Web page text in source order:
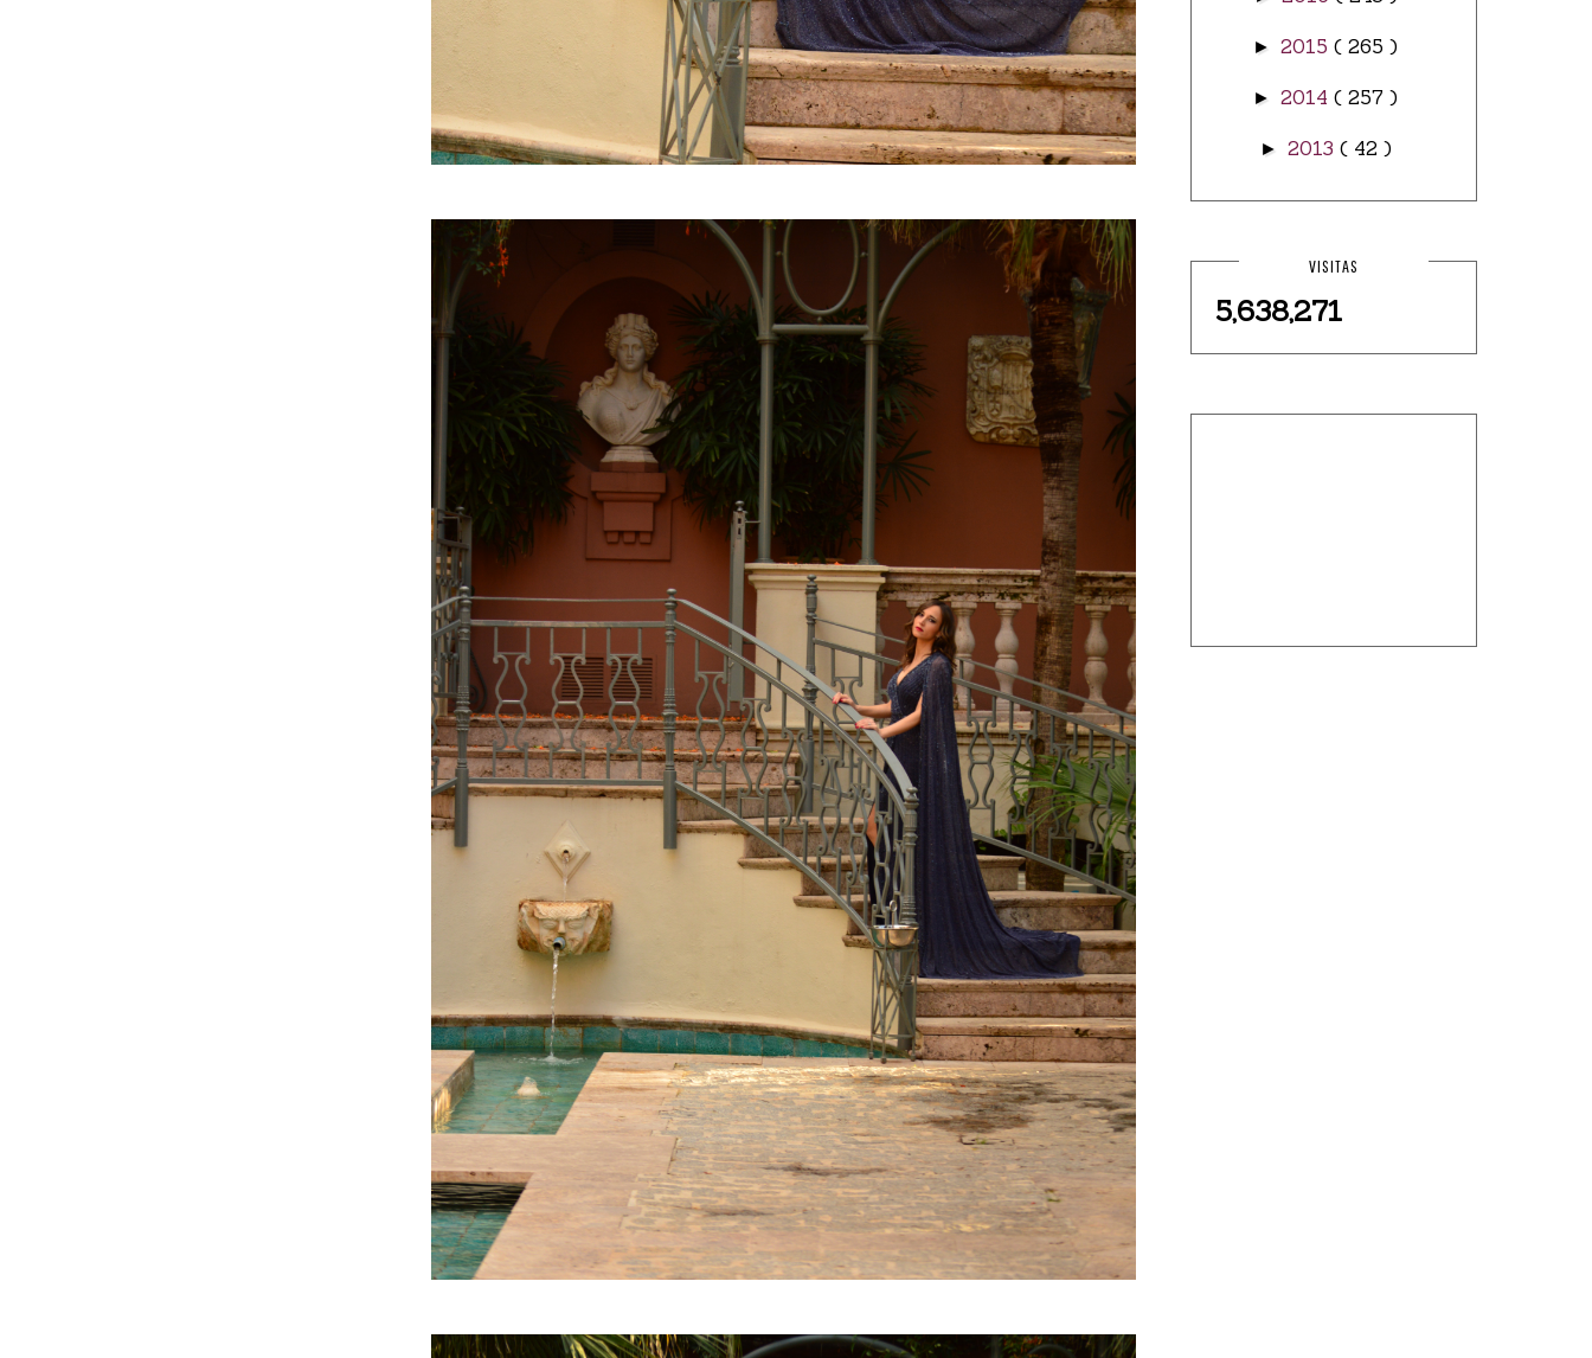
►2015( 265 )
►2014( 257 )
► 2013 ( 42 )
VISITAS
5,638,271